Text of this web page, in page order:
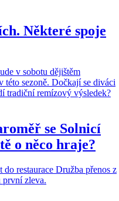
Některé spoje
se Solnicí
o něco hraje?